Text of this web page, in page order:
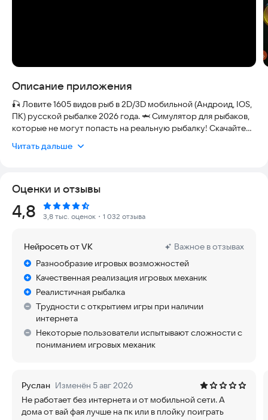
Описание приложения
🎣 Ловите 1605 видов рыб в 2D/3D мобильной (Андроид, IOS,
ПК) русской рыбалке 2026 года. 🦈 Симулятор для рыбаков,
которые не могут попасть на реальную рыбалку! Скачайте
игроками на русском. Наша рыбалка:
озёра и реки с редкими рыбами
• Реальные повадки и характеристики рыб, поведения
которых описывали рыболовы и ихтиологи 🐊
• Более 12 лет сбора полной информации по рыбам и их
• Рыбалка по всему миру, на известных и редких водоемах
• Энциклопедия рыб и земноводных 🐙
• Онлайн игра, аккаунты содержатся на сервере игры,
пропажи аккаунтов, денег и вещей невозможны!
• Рыбачьте на поплавочные, донные (фидер) и спиннинговые
снасти
• Игра без поломок снастей, износа и прочности предметов
• Все снасти вечные
• Большой спектр погодных условий планеты, клёв рыбы
🦗 Сотни реальных наживок и блёсен 🐛
• Сотни рыболовных снастей
• Полноценная RPG-система
Читать дальше
Оценки и отзывы
Рейтинг:
4,8 3,8 тыс. оценок ・1 032 отзыва
Нейросеть от VK
Важное в отзывах
Разнообразие игровых возможностей
Качественная реализация игровых механик
Реалистичная рыбалка
Трудности с открытием игры при наличии
интернета
Некоторые пользователи испытывают сложности с
пониманием игровых механик
Руслан Изменён 5 авг 2026
Не работает без интернета и от мобильной сети. А
дома от вай фая лучше на пк или в плойку поиграть